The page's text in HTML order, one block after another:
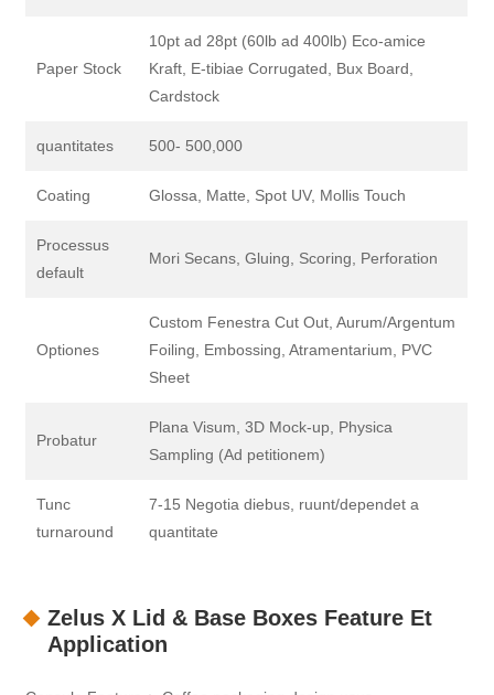
Paper Stock
10pt ad 28pt (60lb ad 400lb) Eco-amice
Kraft, E-tibiae Corrugated, Bux Board,
Cardstock
quantitates 500- 500,000
Coating Glossa, Matte, Spot UV, Mollis Touch
Processus
default
Mori Secans, Gluing, Scoring, Perforation
Optiones
Custom Fenestra Cut Out, Aurum/Argentum
Foiling, Embossing, Atramentarium, PVC
Sheet
Probatur
Plana Visum, 3D Mock-up, Physica
Sampling (Ad petitionem)
Tunc
turnaround
7-15 Negotia diebus, ruunt/dependet a
quantitate
Zelus X Lid & Base Boxes Feature Et
Application